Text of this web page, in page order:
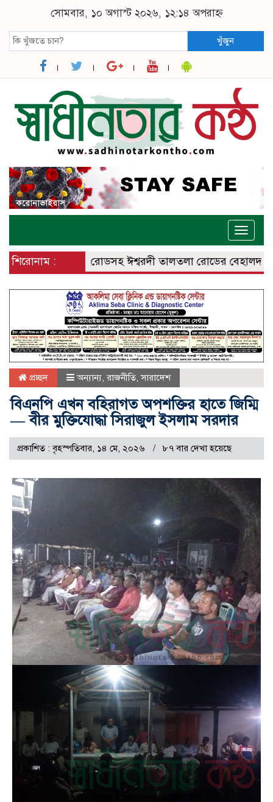
সোমবার, ১০ অগাস্ট ২০২৬, ১২:১৪ অপরাহ্ন
খুঁজুন
Toggle
শিরোনাম :
– বানেশ্বর রোডসহ ঈশ্বরদী তালতলা রোডের বেহালদশা
প্রচ্ছদ অন্যান্য, রাজনীতি,সারাদেশ
বিএনপি এখন বহিরাগত অপশক্তির হাতে জিম্মি
— বীর মুক্তিযোদ্ধা সিরাজুল ইসলাম সরদার
প্রকাশিত : বৃহস্পতিবার, ১৪ মে, ২০২৬ ৮৭ বার দেখা হয়েছে